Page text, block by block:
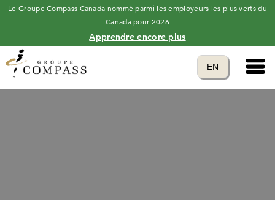
Le Groupe Compass Canada nommé parmi les employeurs les plus verts du
Canada pour 2026
Apprendre encore plus
Translate to
EN
language
Main